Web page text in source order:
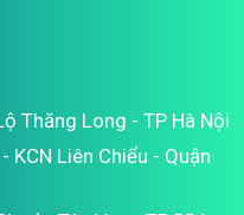
Thăng Long - TP Hà Nội
KCN Liên Chiểu - Quận